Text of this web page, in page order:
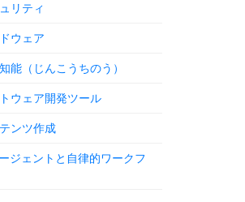
リティ
ウェア
能（じんこうちのう）
ウェア開発ツール
ンツ作成
ジェントと自律的ワークフ